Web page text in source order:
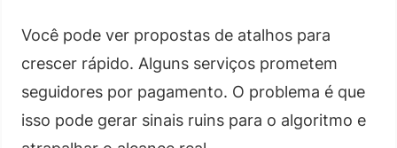
Você pode ver propostas de atalhos para
crescer rápido. Alguns serviços prometem
seguidores por pagamento. O problema é que
isso pode gerar sinais ruins para o algoritmo e